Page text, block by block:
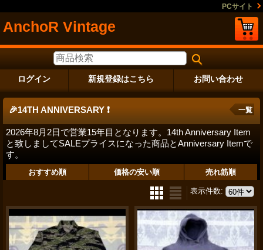
PCサイト
AnchoR Vintage
ログイン 新規登録はこちら お問い合わせ
🎉14TH ANNIVERSARY ❗️
2026年8月2日で営業15年目となります。14th Anniversary Item
と致しましてSALEプライスになった商品とAnniversary Itemで
す。
一覧
おすすめ順 価格の安い順 売れ筋順
表示件数: